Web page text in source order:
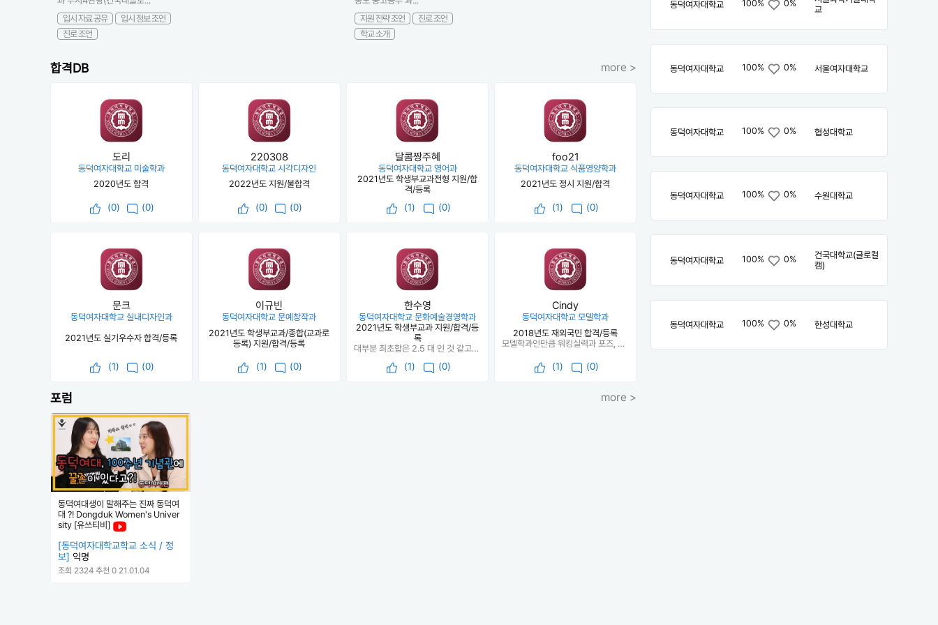
입시 자료 공유
입시 정보 조언
진로 조언
지원 전략 조언
진로 조언
학교 소개
합격DB more >
도리
동덕여자대학교 미술학과
2020년도 합격
(0) (0)
220308
동덕여자대학교 시각디자인
2022년도 지원/불합격
(0) (0)
달콤짱주혜
동덕여자대학교 영어과
2021년도 학생부교과전형 지원/합
격/등록
(1) (0)
foo21
동덕여자대학교 식품영양학과
2021년도 정시 지원/합격
(1) (0)
문크
동덕여자대학교 실내디자인과
2021년도 실기우수자 합격/등록
(1) (0)
이규빈
동덕여자대학교 문예창작과
2021년도 학생부교과/종합(교과로
등록) 지원/합격/등록
(1) (0)
한수영
동덕여자대학교 문화예술경영학과
2021년도 학생부교과 지원/합격/등
록
대부분 최초합은 2.5 대 인 것 같고 거의 마지막에 극적으로 학교에 들어오게 되어서 기쁩니다.
(1) (0)
Cindy
동덕여자대학교 모델학과
2018년도 재외국민 합격/등록
모델학과인만큼 워킹실력과 포즈, 키, 몸매 등 신체적인 조건을 집중적으로 보았고 면접에서는 끼와 얼마나 패션,모델 분야에 관심있는지 물어보았습니다.
(1) (0)
포럼 more >
동덕여대생이 말해주는 진짜 동덕여
대 ?! Dongduk Women's Univer
sity [유쓰티비]
[동덕여자대학교학교 소식 / 정
보] 익명
조회 2324 추천 0 21.01.04
동덕여자대학교 100% 0%
교
동덕여자대학교 100% 0% 서울여자대학교
동덕여자대학교 100% 0% 협성대학교
동덕여자대학교 100% 0% 수원대학교
동덕여자대학교 100% 0%
건국대학교(글로컬
캠)
동덕여자대학교 100% 0% 한성대학교